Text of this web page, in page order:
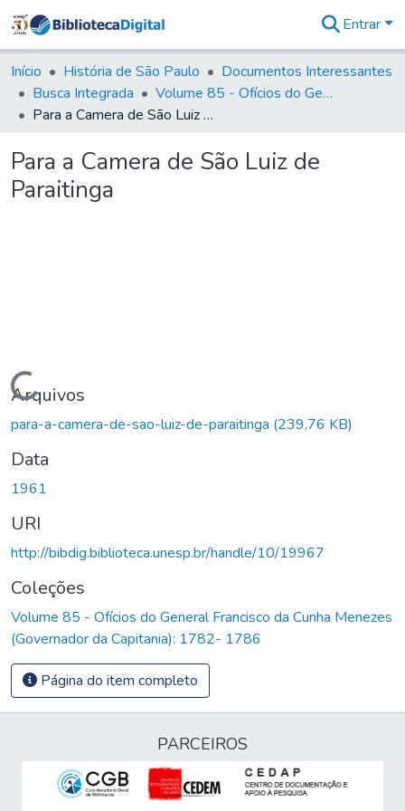
&
Coleções
Tudo na
Biblioteca
Estatísticas
Entrar
Início História de São Paulo
Documentos Interessantes
Busca Integrada
Volume 85 - Ofícios do General Francisco da Cunha Menezes (Governador da Capitania): 1782- 1786
Para a Camera de São Luiz de Paraitinga
Para a Camera de São Luiz de
Paraitinga
Carregando...
Arquivos
para-a-camera-de-sao-luiz-de-paraitinga (239,76 KB)
Data
1961
URI
http://bibdig.biblioteca.unesp.br/handle/10/19967
Coleções
Volume 85 - Ofícios do General Francisco da Cunha Menezes
(Governador da Capitania): 1782- 1786
Página do item completo
PARCEIROS